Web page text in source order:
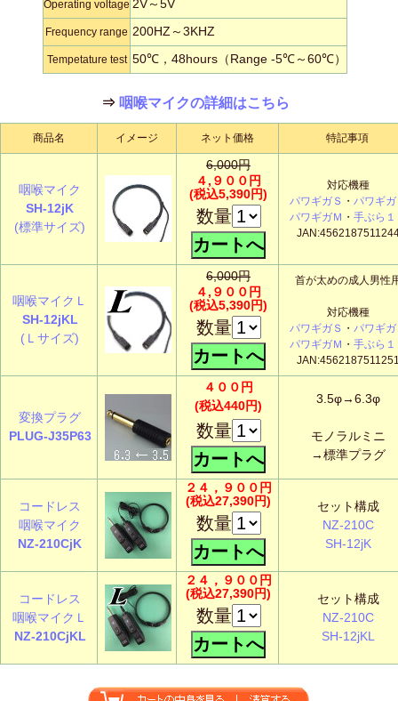
Operating voltage 2V～5V
Frequency range 200HZ～3KHZ
Tempetature test 50℃，48hours（Range -5℃～60℃）
⇒ 咽喉マイクの詳細はこちら
商品名 イメージ ネット価格 特記事項
咽喉マイク
SH-12jK
(標準サイズ)
6,000円
４,９００円
(税込5,390円)
数量
対応機種
パワギガＳ ・ パワギ
パワギガＭ ・ 手ぶら
咽喉マイクＬ
SH-12jKL
(Ｌサイズ)
6,000円
４,９００円
(税込5,390円)
数量
首が太めの成人男性
対応機種
パワギガＳ ・ パワギ
パワギガＭ ・ 手ぶら
変換プラグ
PLUG-J35P63
４００円
(税込440円)
数量
3.5φ→6.3φ
モノラルミニ
→標準プラグ
コードレス
咽喉マイク
NZ-210CjK
２４，９００円
(税込27,390円)
数量
セット構成
NZ-210C
SH-12jK
コードレス
咽喉マイクＬ
NZ-210CjKL
２４，９００円
(税込27,390円)
数量
セット構成
NZ-210C
SH-12jKL